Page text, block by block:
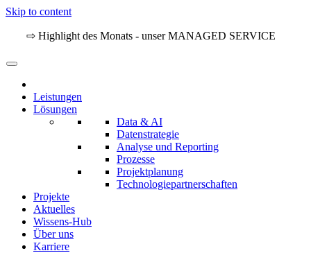
Skip to content
⇨ Highlight des Monats - unser MANAGED SERVICE
Leistungen
Lösungen
Data & AI
Daten­strategie
Analyse und Reporting
Prozesse
Projekt­planung
Technologiepartnerschaften
Projekte
Aktuelles
Wissens-Hub
Über uns
Karriere